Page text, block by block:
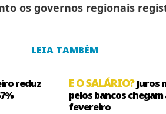
os governos regionais
LEIA TAMBÉM
reduz
E O SALÁRIO?Juros
pelos bancos chegam
fevereiro